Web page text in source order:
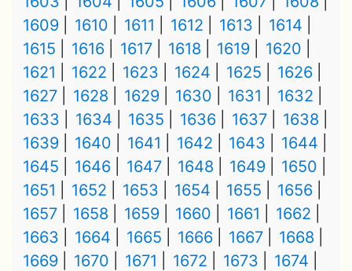
1609
1610 1611 1612 1613
1614
1615
1616 1617 1618 1619
1620
1621
1622 1623 1624 1625
1626
1627
1628 1629 1630 1631
1632
1633
1634 1635 1636 1637
1638
1639
1640 1641 1642 1643
1644
1645
1646 1647 1648 1649
1650
1651
1652 1653 1654 1655
1656
1657
1658 1659 1660 1661
1662
1663
1664 1665 1666 1667
1668
1669
1670 1671 1672 1673
1674